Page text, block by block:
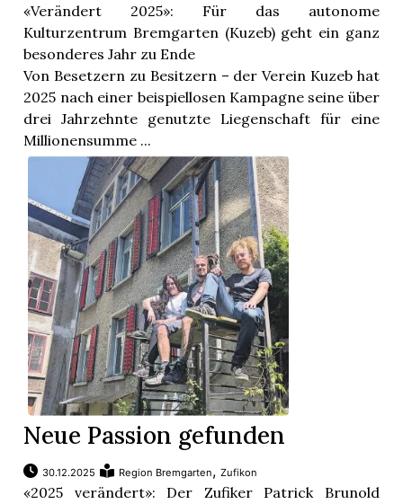
«Verändert 2025»: Für das autonome
Kulturzentrum Bremgarten (Kuzeb) geht ein ganz
besonderes Jahr zu Ende
Von Besetzern zu Besitzern – der Verein Kuzeb hat
2025 nach einer beispiellosen Kampagne seine über
drei Jahrzehnte genutzte Liegenschaft für eine
Millionensumme ...
Neue Passion gefunden
30.12.2025 Region Bremgarten,Zufikon
«2025 verändert»: Der Zufiker Patrick Brunold